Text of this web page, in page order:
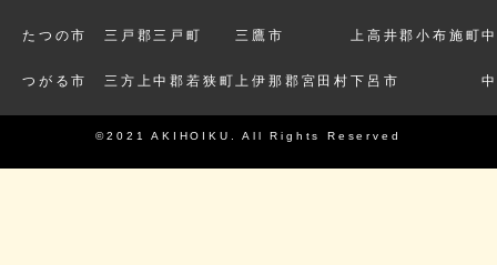
たつの市
つがる市
三戸郡三戸町
三方上中郡若狭町
三鷹市
上伊那郡宮田村
上高井郡小布施町
下呂市
©2021 AKIHOIKU. All Rights Reserved